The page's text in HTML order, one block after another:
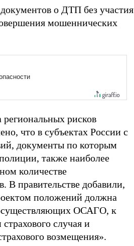
о ДТП без участия
мошеннических
рисков
что в субъектах России с
документы по которым
также наиболее
количестве
В правительстве добавили,
положений должна
ОСАГО, к
случая и
возмещения».